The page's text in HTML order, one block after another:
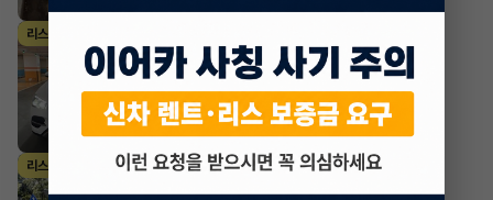
리스
2026년 GLE 300d 4MATIC
월 1,780,239원 X 32 개월
지원금7,000,000원
조회 2481시간 전
리스 KG모빌리티(쌍용) 무쏘